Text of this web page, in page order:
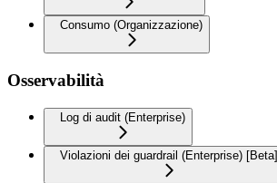
Consumo (Organizzazione)
Osservabilità
Log di audit (Enterprise)
Violazioni dei guardrail (Enterprise) [Beta]